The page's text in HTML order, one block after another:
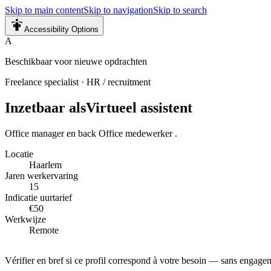
Skip to main contentSkip to navigationSkip to search
Accessibility Options
A
Beschikbaar voor nieuwe opdrachten
Freelance specialist · HR / recruitment
Inzetbaar alsVirtueel assistent
Office manager en back Office medewerker .
Locatie
Haarlem
Jaren werkervaring
15
Indicatie uurtarief
€50
Werkwijze
Remote
Vérifier en bref si ce profil correspond à votre besoin — sans